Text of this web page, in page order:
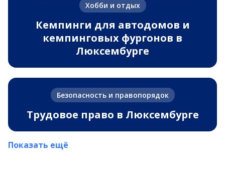
Хобби и отдых
Кемпинги для автодомов и
кемпинговых фургонов в
Люксембурге
Безопасность и правопорядок
Трудовое право в Люксембурге
Показать ещё